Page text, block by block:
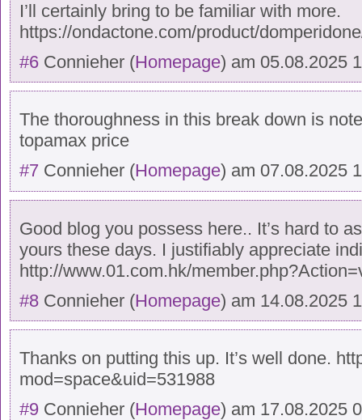
I’ll certainly bring to be familiar with more.
https://ondactone.com/product/
#6 Connieher (Homepage) am 05.08.2025
The thoroughness in this break down is
topamax price
#7 Connieher (Homepage) am 07.08.2025
Good blog you possess here.. It’s hard to
yours these days. I justifiably appreciate
http://www.01.com.hk/
#8 Connieher (Homepage) am 14.08.2025
Thanks on putting this up. It’s well done.
mod=space&uid=531988
#9 Connieher (Homepage) am 17.08.2025